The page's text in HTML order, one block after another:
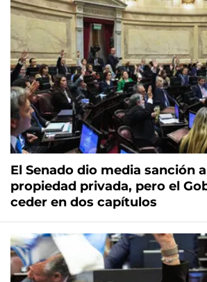
El Senado dio media sanción
propiedad privada, pero el
ceder en dos capítulos